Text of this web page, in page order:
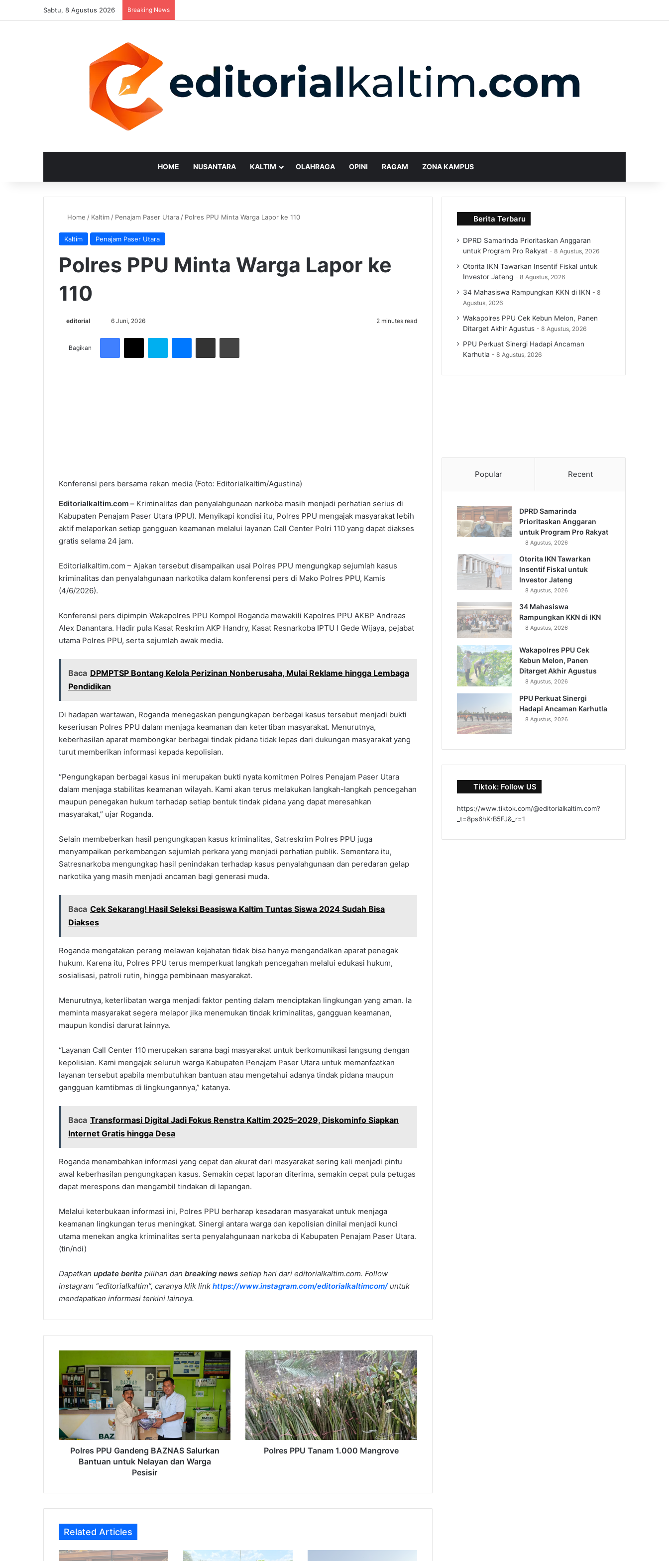
Sabtu, 8 Agustus 2026 Breaking News
HOME NUSANTARA KALTIM OLAHRAGA OPINI RAGAM ZONA KAMPUS
Home / Kaltim / Penajam Paser Utara / Polres PPU Minta Warga Lapor ke 110
Kaltim Penajam Paser Utara
Polres PPU Minta Warga Lapor ke
110
editorial
Send6 Juni, 2026 2 minutes read
Bagikan
Facebook
X Skype Messenger
Share via Email Cetak
Konferensi pers bersama rekan media (Foto: Editorialkaltim/Agustina)
Editorialkaltim.com – Kriminalitas dan penyalahgunaan narkoba masih menjadi perhatian serius di
Kabupaten Penajam Paser Utara (PPU). Menyikapi kondisi itu, Polres PPU mengajak masyarakat lebih
aktif melaporkan setiap gangguan keamanan melalui layanan Call Center Polri 110 yang dapat diakses
gratis selama 24 jam.
Editorialkaltim.com – Ajakan tersebut disampaikan usai Polres PPU mengungkap sejumlah kasus
kriminalitas dan penyalahgunaan narkotika dalam konferensi pers di Mako Polres PPU, Kamis
(4/6/2026).
Konferensi pers dipimpin Wakapolres PPU Kompol Roganda mewakili Kapolres PPU AKBP Andreas
Alex Danantara. Hadir pula Kasat Reskrim AKP Handry, Kasat Resnarkoba IPTU I Gede Wijaya, pejabat
utama Polres PPU, serta sejumlah awak media.
Baca DPMPTSP Bontang Kelola Perizinan Nonberusaha, Mulai Reklame hingga Lembaga
Pendidikan
Di hadapan wartawan, Roganda menegaskan pengungkapan berbagai kasus tersebut menjadi bukti
keseriusan Polres PPU dalam menjaga keamanan dan ketertiban masyarakat. Menurutnya,
keberhasilan aparat membongkar berbagai tindak pidana tidak lepas dari dukungan masyarakat yang
turut memberikan informasi kepada kepolisian.
“Pengungkapan berbagai kasus ini merupakan bukti nyata komitmen Polres Penajam Paser Utara
dalam menjaga stabilitas keamanan wilayah. Kami akan terus melakukan langkah-langkah pencegahan
maupun penegakan hukum terhadap setiap bentuk tindak pidana yang dapat meresahkan
masyarakat,” ujar Roganda.
Selain membeberkan hasil pengungkapan kasus kriminalitas, Satreskrim Polres PPU juga
menyampaikan perkembangan sejumlah perkara yang menjadi perhatian publik. Sementara itu,
Satresnarkoba mengungkap hasil penindakan terhadap kasus penyalahgunaan dan peredaran gelap
narkotika yang masih menjadi ancaman bagi generasi muda.
Baca Cek Sekarang! Hasil Seleksi Beasiswa Kaltim Tuntas Siswa 2024 Sudah Bisa
Diakses
Roganda mengatakan perang melawan kejahatan tidak bisa hanya mengandalkan aparat penegak
hukum. Karena itu, Polres PPU terus memperkuat langkah pencegahan melalui edukasi hukum,
sosialisasi, patroli rutin, hingga pembinaan masyarakat.
Menurutnya, keterlibatan warga menjadi faktor penting dalam menciptakan lingkungan yang aman. Ia
meminta masyarakat segera melapor jika menemukan tindak kriminalitas, gangguan keamanan,
maupun kondisi darurat lainnya.
“Layanan Call Center 110 merupakan sarana bagi masyarakat untuk berkomunikasi langsung dengan
kepolisian. Kami mengajak seluruh warga Kabupaten Penajam Paser Utara untuk memanfaatkan
layanan tersebut apabila membutuhkan bantuan atau mengetahui adanya tindak pidana maupun
gangguan kamtibmas di lingkungannya,” katanya.
Baca Transformasi Digital Jadi Fokus Renstra Kaltim 2025–2029, Diskominfo Siapkan
Internet Gratis hingga Desa
Roganda menambahkan informasi yang cepat dan akurat dari masyarakat sering kali menjadi pintu
awal keberhasilan pengungkapan kasus. Semakin cepat laporan diterima, semakin cepat pula petugas
dapat merespons dan mengambil tindakan di lapangan.
Melalui keterbukaan informasi ini, Polres PPU berharap kesadaran masyarakat untuk menjaga
keamanan lingkungan terus meningkat. Sinergi antara warga dan kepolisian dinilai menjadi kunci
utama menekan angka kriminalitas serta penyalahgunaan narkoba di Kabupaten Penajam Paser Utara.
(tin/ndi)
Dapatkan update berita pilihan dan breaking news setiap hari dari editorialkaltim.com. Follow
instagram “editorialkaltim”, caranya klik link https://www.instagram.com/editorialkaltimcom/untuk
mendapatkan informasi terkini lainnya.
PPU
Gandeng
BAZNAS
Salurkan
Bantuan
untuk
Nelayan
dan
WargaPolres PPU Gandeng BAZNAS Salurkan
Bantuan untuk Nelayan dan Warga
Pesisir
Polres
PPU
Tanam
1.000
Mangrove
Polres PPU Tanam 1.000 Mangrove
Related Articles
Berita Terbaru
DPRD Samarinda Prioritaskan Anggaran
untuk Program Pro Rakyat
8 Agustus, 2026
Otorita IKN Tawarkan Insentif Fiskal untuk
Investor Jateng
8 Agustus, 2026
34 Mahasiswa Rampungkan KKN di IKN
8
Agustus, 2026
Wakapolres PPU Cek Kebun Melon, Panen
Ditarget Akhir Agustus
8 Agustus, 2026
PPU Perkuat Sinergi Hadapi Ancaman
Karhutla
8 Agustus, 2026
Popular Recent
DPRD Samarinda
Prioritaskan Anggaran
untuk Program Pro Rakyat
8 Agustus, 2026
Otorita IKN Tawarkan
Insentif Fiskal untuk
Investor Jateng
8 Agustus, 2026
34 Mahasiswa
Rampungkan KKN di IKN
8 Agustus, 2026
Wakapolres PPU Cek
Kebun Melon, Panen
Ditarget Akhir Agustus
8 Agustus, 2026
PPU Perkuat Sinergi
Hadapi Ancaman Karhutla
8 Agustus, 2026
Tiktok: Follow US
https://www.tiktok.com/@editorialkaltim.com?
_t=8ps6hKrB5FJ&_r=1